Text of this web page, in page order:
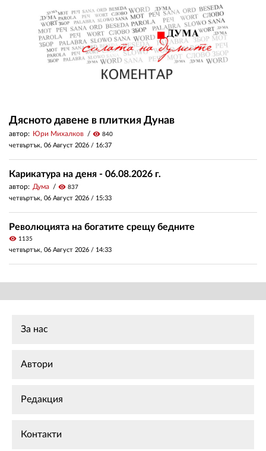
Дясното давене в плиткия Дунав
автор: Юри Михалков visibility 840
четвъртък, 06 Август 2026 / 16:37
Карикатура на деня - 06.08.2026 г.
автор: Дума visibility 837
четвъртък, 06 Август 2026 / 15:33
Революцията на богатите срещу бедните
visibility 1135
четвъртък, 06 Август 2026 / 14:33
За нас
Автори
Редакция
Контакти